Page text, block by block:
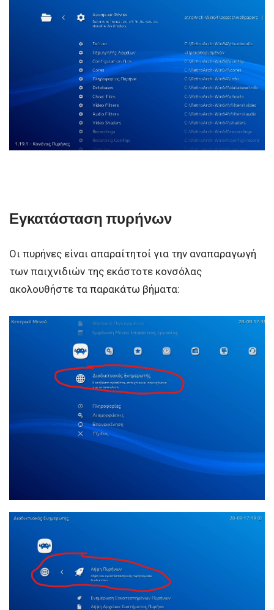
Εγκατάσταση πυρήνων
Οι πυρήνες είναι απαραίτητοί για την αναπαραγωγή
των παιχνιδιών της εκάστοτε κονσόλας
ακολουθήστε τα παρακάτω βήματα: